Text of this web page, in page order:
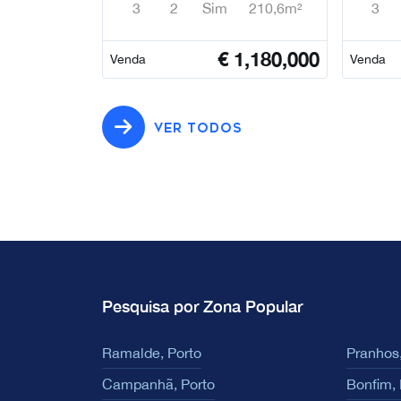
3 2 Sim 210,6m²
Venda € 1,180,000
3
Venda
VER TODOS
Pesquisa por Zona Popular
Ramalde, Porto
Campanhã, Porto
Bonfim,